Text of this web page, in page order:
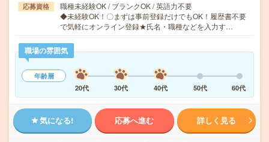
応募資格
職種未経験OK / ブランクOK / 英語力不要
◆未経験OK！〇まずは事前登録だけでもOK！履歴書不要
で気軽にオンライン登録★氏名・職種などを入力す…
職場の雰囲気
年齢層
20代
30代 40代 50代 60代
気になる! 応募へ進む 詳しく見る